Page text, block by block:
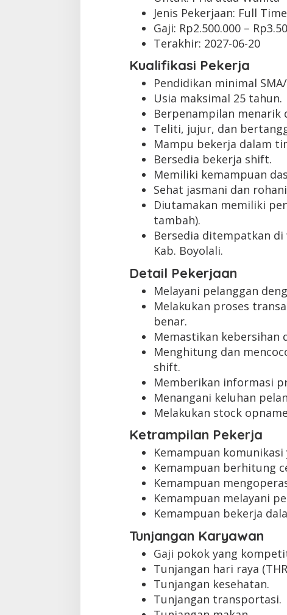
Jenis Pekerjaan: Full Time
Gaji: Rp2.500.000– Rp
Terakhir: 2027-06-20
Kualifikasi Pekerja
Pendidikan minimal
Usia maksimal 25 tahun.
Berpenampilan menarik
Teliti, jujur, dan
Mampu bekerja dalam
Bersedia bekerja shift.
Memiliki kemampuan
Sehat jasmani dan
Diutamakan memiliki
tambah).
Bersedia ditempatkan di
Kab. Boyolali.
Detail Pekerjaan
Melayani pelanggan
Melakukan proses
benar.
Memastikan kebersihan
Menghitung dan
shift.
Memberikan informasi
Menangani keluhan
Melakukan stock
Ketrampilan Pekerja
Kemampuan komunikasi
Kemampuan berhitung
Kemampuan
Kemampuan melayani
Kemampuan bekerja
Tunjangan Karyawan
Gaji pokok yang
Tunjangan hari raya
Tunjangan kesehatan.
Tunjangan transportasi.